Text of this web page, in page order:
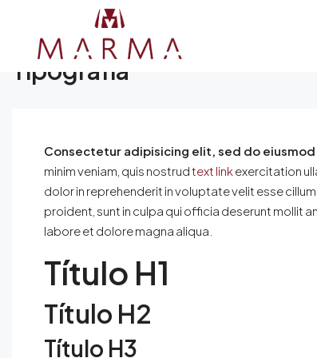
Tipografía
Consectetur adipisicing elit, sed do
minim veniam, quis nostrudtext linkexercitation
dolor in reprehenderit in voluptate velit esse
proident, sunt in culpa qui officia deserunt mollit
labore et dolore magna aliqua.
Título H1
Título H2
Título H3